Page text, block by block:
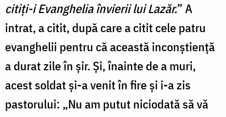
citiţi-i Evanghelia învierii lui Lazăr.” A
intrat, a citit, după care a citit cele patru
evanghelii pentru că această inconştienţă
a durat zile în şir. Şi, înainte de a muri,
acest soldat şi-a venit în fire şi i-a zis
pastorului: „Nu am putut niciodată să vă